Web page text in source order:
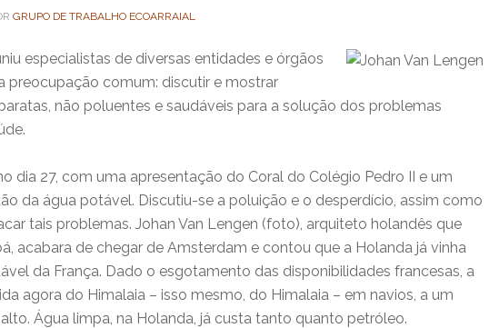
GRUPO DE TRABALHO ECOARRAIAL
especialistas de diversas entidades e órgãos
preocupação comum: discutir e mostrar
não poluentes e saudáveis para a solução dos problemas
dia 27, com uma apresentação do Coral do Colégio Pedro II e um
da água potável. Discutiu-se a poluição e o desperdício, assim como
tais problemas. Johan Van Lengen (foto), arquiteto holandês que
acabara de chegar de Amsterdam e contou que a Holanda já vinha
da França. Dado o esgotamento das disponibilidades francesas, a
agora do Himalaia – isso mesmo, do Himalaia – em navios, a um
Água limpa, na Holanda, já custa tanto quanto petróleo.